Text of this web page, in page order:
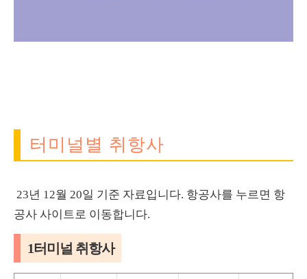
터미널별 취항사
23년 12월 20일 기준 자료입니다. 항공사를 누르면 항
공사 사이트로 이동합니다.
1터미널 취항사